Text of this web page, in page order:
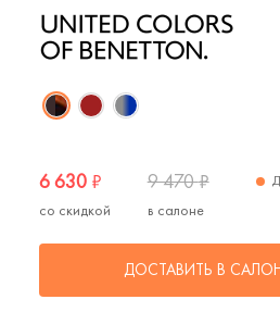
6 630 ₽
со скидкой
9 470₽
в салоне
ДОСТАВИТЬ В